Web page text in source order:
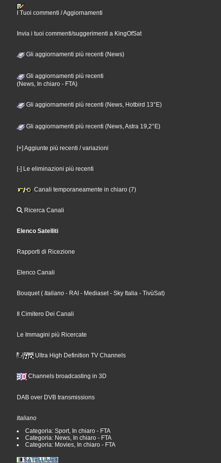
I Tuoi commenti / Aggiornamenti
Invia i tuoi commenti/suggerimenti a KingOfSat
Gli aggiornamenti più recenti (News)
Gli aggiornamenti più recenti
(News, In chiaro - FTA)
Gli aggiornamenti più recenti (News, Hotbird 13°E)
Gli aggiornamenti più recenti (News, Astra 19,2°E)
[+] Aggiunte più recenti / variazioni
[-] Le eliminazioni più recenti
Canali temporaneamente in chiaro (7)
Ricerca Canali
Elenco Satelliti
Rapporti di Ricezione
Elenco Canali
Bouquet ( Italiano - RAI - Mediaset - Sky Italia - TivùSat)
Il Cimitero Dei Canali
Le Immagini più Ricercate
Ultra High Definition TV Channels
Channels broadcasting in 3D
DAB over DVB transmissions
Italiano
Categoria: Sport, In chiaro - FTA
Categoria: News, In chiaro - FTA
Categoria: Movies, In chiaro - FTA